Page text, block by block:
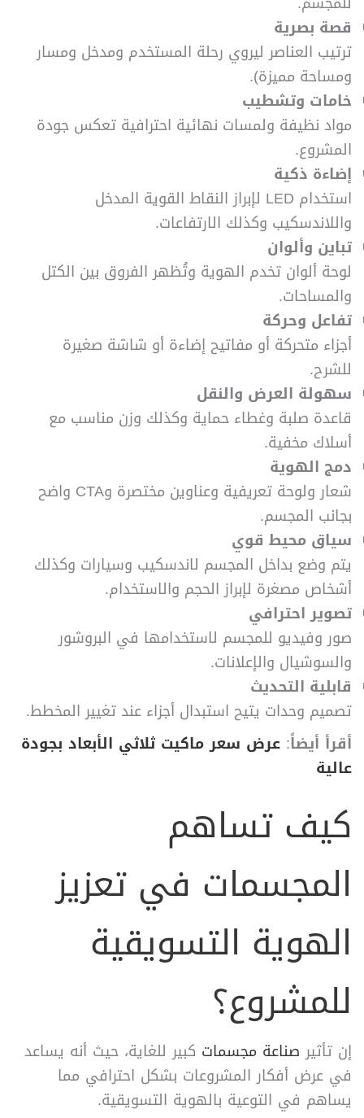
قصة بصرية
ترتيب العناصر ليروي رحلة المستخدم ومدخل ومسار
ومساحة مميزة).
خامات وتشطيب
مواد نظيفة ولمسات نهائية احترافية تعكس جودة
المشروع.
إضاءة ذكية
استخدام LED لإبراز النقاط القوية المدخل
واللاندسكيب وكذلك الارتفاعات.
تباين وألوان
لوحة ألوان تخدم الهوية وتُظهر الفروق بين الكتل
والمساحات.
تفاعل وحركة
أجزاء متحركة أو مفاتيح إضاءة أو شاشة صغيرة
للشرح.
سهولة العرض والنقل
قاعدة صلبة وغطاء حماية وكذلك وزن مناسب مع
أسلاك مخفية.
دمج الهوية
شعار ولوحة تعريفية وعناوين مختصرة وCTA واضح
بجانب المجسم.
سياق محيط قوي
يتم وضع بداخل المجسم لاندسكيب وسيارات وكذلك
أشخاص مصغرة لإبراز الحجم والاستخدام.
تصوير احترافي
صور وفيديو للمجسم لاستخدامها في البروشور
والسوشيال والإعلانات.
قابلية التحديث
تصميم وحدات يتيح استبدال أجزاء عند تغيير المخطط.
أقرأ أيضاً: عرض سعر ماكيت ثلاثي الأبعاد بجودة
عالية
كيف تساهم
المجسمات في تعزيز
الهوية التسويقية
للمشروع؟
إن تأثير صناعة مجسمات كبير للغاية، حيث أنه يساعد
في عرض أفكار المشروعات بشكل احترافي مما
يساهم في التوعية بالهوية التسويقية.